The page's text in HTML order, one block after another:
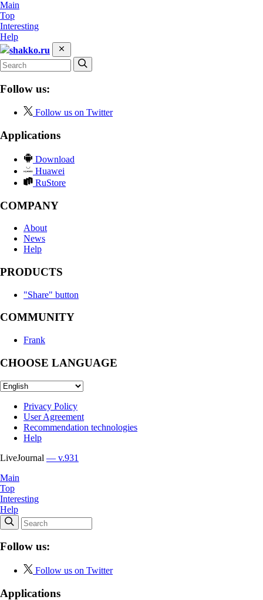
Main
Top
Interesting
Help
shakko.ru
Follow us:
Follow us on Twitter
Applications
Download
Huawei
RuStore
COMPANY
About
News
Help
PRODUCTS
"Share" button
COMMUNITY
Frank
CHOOSE LANGUAGE
Privacy Policy
User Agreement
Recommendation technologies
Help
LiveJournal — v.931
Main
Top
Interesting
Help
Follow us:
Follow us on Twitter
Applications